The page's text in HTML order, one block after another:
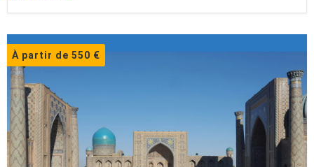
À partir de 550 €